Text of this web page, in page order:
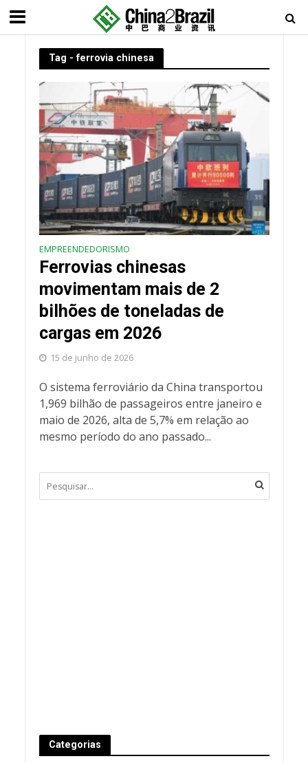
Tag - ferrovia chinesa
EMPREENDEDORISMO
Ferrovias chinesas
movimentam mais de 2
bilhões de toneladas de
cargas em 2026
15 de junho de 2026
O sistema ferroviário da China transportou
1,969 bilhão de passageiros entre janeiro e
maio de 2026, alta de 5,7% em relação ao
mesmo período do ano passado...
Categorias